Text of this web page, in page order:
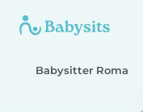
Babysitter Roma